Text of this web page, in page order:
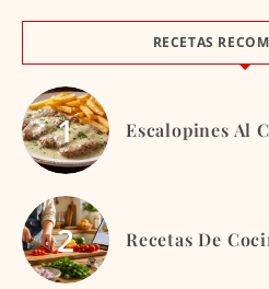
RECETAS
Escalopines Al
Recetas De